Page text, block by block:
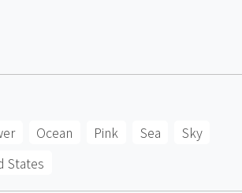
Ocean Pink Sea
Sky
States